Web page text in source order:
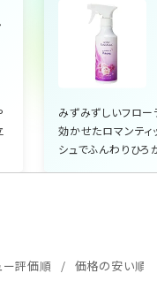
みずみずしいフロ
効かせたロマンティ
シュでふんわりひろ
ー評価順 価格の安い順